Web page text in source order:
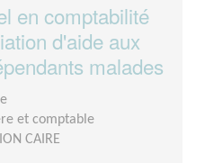
en comptabilité
d'aide aux
malades
et comptable
CAIRE